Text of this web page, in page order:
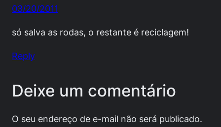
03/20/2011
só salva as rodas, o restante é reciclagem!
Reply
Deixe um comentário
O seu endereço de e-mail não será publicado.